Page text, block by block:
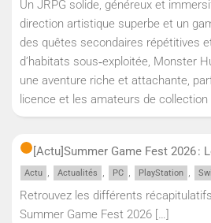
Un JRPG solide, généreux et
direction artistique superbe et un
des quêtes secondaires répétitives
d’habitats sous‑exploitée, Monster
une aventure riche et attachante,
licence et les amateurs de
[Actu]Summer Game Fest 2026 :
Actu , Actualités , PC , PlayStation ,
Retrouvez les différents
Summer Game Fest 2026 […]